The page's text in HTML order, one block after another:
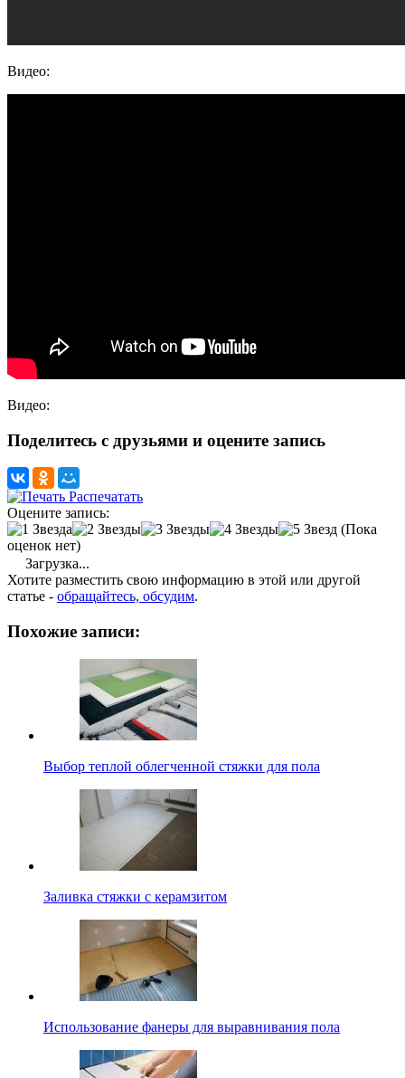
Видео:
Видео:
Поделитесь с друзьями и оцените запись
Распечатать
Оцените запись:
(Пока
оценок нет)
Загрузка...
Хотите разместить свою информацию в этой или другой
статье - обращайтесь, обсудим.
Похожие записи:
Выбор теплой облегченной стяжки для пола
Заливка стяжки с керамзитом
Использование фанеры для выравнивания пола